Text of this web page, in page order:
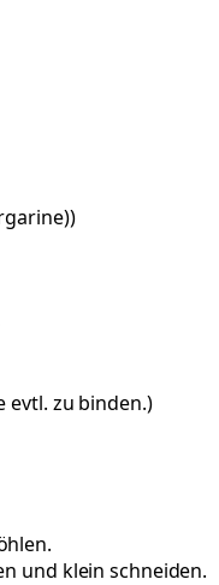
)
evtl. zu binden.)
und klein schneiden.